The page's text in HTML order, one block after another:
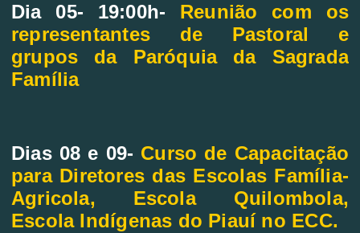
Dia 05- 19:00h- Reunião com os
representantes de Pastoral e
grupos da Paróquia da Sagrada
Família
Dias 08 e 09- Curso de Capacitação
para Diretores das Escolas Família-
Agricola, Escola Quilombola,
Escola Indígenas do Piauí no ECC.